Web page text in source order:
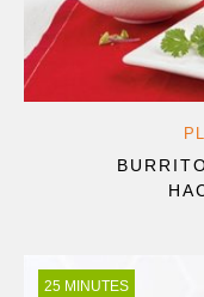
25 MINUTES